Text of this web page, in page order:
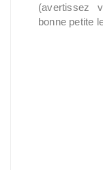
(avertissez
bonne petite